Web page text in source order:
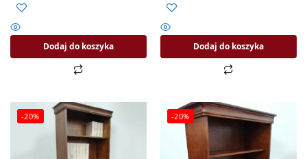
Dodaj do koszyka Dodaj do koszyka
-20% -20%